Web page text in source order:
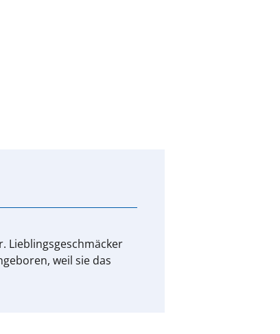
Lieblingsgeschmäcker
weil sie das